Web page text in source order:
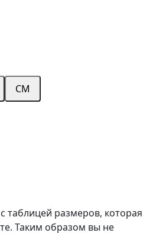
CM
таблицей размеров, которая
Таким образом вы не